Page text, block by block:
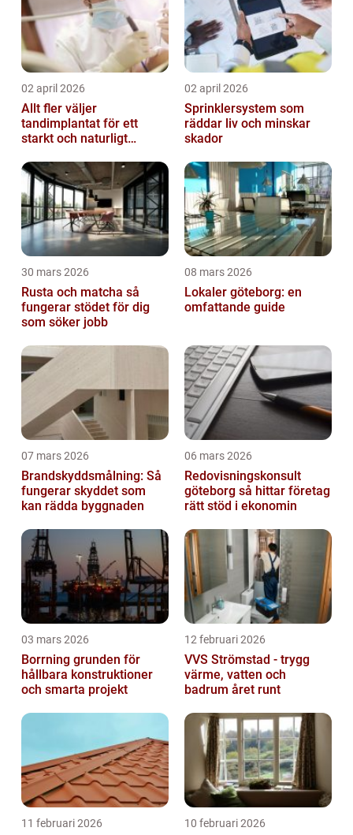
02 april 2026
Allt fler väljer
tandimplantat för ett
starkt och naturligt
02 april 2026
Sprinklersystem som
räddar liv och minskar
skador
30 mars 2026
Rusta och matcha så
fungerar stödet för dig
som söker jobb
08 mars 2026
Lokaler göteborg: en
omfattande guide
07 mars 2026
Brandskyddsmålning: Så
fungerar skyddet som
kan rädda byggnaden
06 mars 2026
Redovisningskonsult
göteborg så hittar företag
rätt stöd i ekonomin
03 mars 2026
Borrning grunden för
hållbara konstruktioner
och smarta projekt
12 februari 2026
VVS Strömstad - trygg
värme, vatten och
badrum året runt
11 februari 2026 10 februari 2026